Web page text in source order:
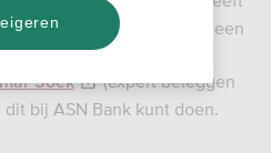
wanneer beleggen een
Zij spreekt tijdens dit
Soek
(expert beleggen
bij ASN Bank kunt doen.